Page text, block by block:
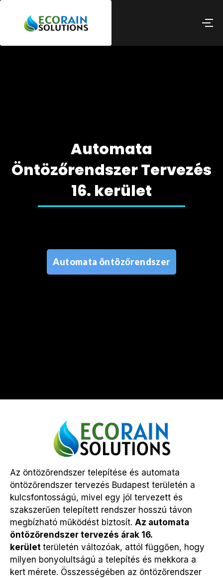
Automata
Öntözőrendszer Tervezés
16. kerület
Automata öntözőrendszer
Az öntözőrendszer telepítése és automata
öntözőrendszer tervezés Budapest területén a
kulcsfontosságú, mivel egy jól tervezett és
szakszerűen telepített rendszer hosszú távon
megbízható működést biztosít. Az automata
öntözőrendszer tervezés árak 16.
kerület területén változóak, attól függően, hogy
milyen bonyolultságú a telepítés és mekkora a
kert mérete. Összességében az öntözőrendszer